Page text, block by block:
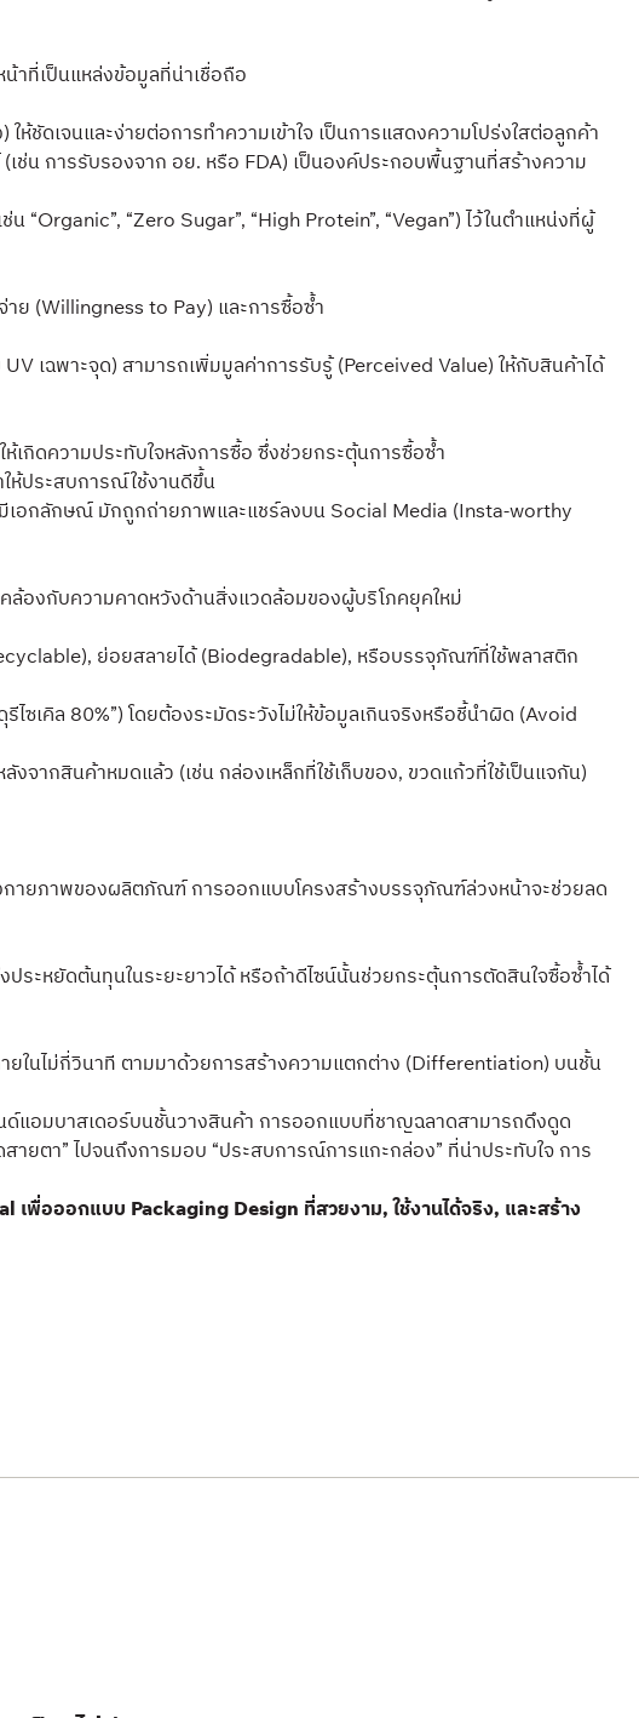
าที่เป็นแหล่งข้อมูลที่น่าเชื่อถือ
ชัดเจนและง่ายต่อการทำความเข้าใจ เป็นการแสดงความโปร่งใสต่อลูกค้า
น การรับรองจาก อย. หรือ FDA) เป็นองค์ประกอบพื้นฐานที่สร้างความ
“Zero Sugar”, “High Protein”, “Vegan”) ไว้ในตำแหน่งที่ผู้
ย (Willingness to Pay) และการซื้อซ้ำ
เฉพาะจุด) สามารถเพิ่มมูลค่าการรับรู้ (Perceived Value) ให้กับสินค้าได้
เกิดความประทับใจหลังการซื้อ ซึ่งช่วยกระตุ้นการซื้อซ้ำ
ห้ประสบการณ์ใช้งานดีขึ้น
อกลักษณ์ มักถูกถ่ายภาพและแชร์ลงบน Social Media (Insta-worthy
องกับความคาดหวังด้านสิ่งแวดล้อมของผู้บริโภคยุคใหม่
ย่อยสลายได้ (Biodegradable), หรือบรรจุภัณฑ์ที่ใช้พลาสติก
เคิล 80%”) โดยต้องระมัดระวังไม่ให้ข้อมูลเกินจริงหรือชี้นำผิด (Avoid
จากสินค้าหมดแล้ว (เช่น กล่องเหล็กที่ใช้เก็บของ, ขวดแก้วที่ใช้เป็นแจกัน)
ภาพของผลิตภัณฑ์ การออกแบบโครงสร้างบรรจุภัณฑ์ล่วงหน้าจะช่วยลด
ะหยัดต้นทุนในระยะยาวได้ หรือถ้าดีไซน์นั้นช่วยกระตุ้นการตัดสินใจซื้อซ้ำได้
ยในไม่กี่วินาที ตามมาด้วยการสร้างความแตกต่าง (Differentiation) บนชั้น
แอมบาสเดอร์บนชั้นวางสินค้า การออกแบบที่ชาญฉลาดสามารถดึงดูด
ยตา” ไปจนถึงการมอบ “ประสบการณ์การแกะกล่อง” ที่น่าประทับใจ การ
พื่อออกแบบ Packaging Design ที่สวยงาม, ใช้งานได้จริง, และสร้าง